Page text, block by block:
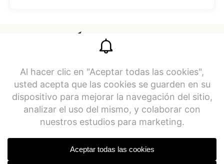
Bolsa de trabajo
larias@gicsa.com.mx